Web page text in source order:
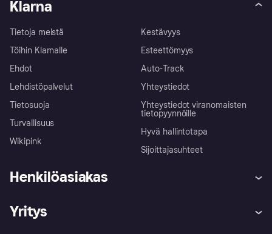
Klarna
Tietoja meistä
Töihin Klarnalle
Ehdot
Lehdistöpalvelut
Tietosuoja
Turvallisuus
Wikipink
Kestävyys
Esteettömyys
Auto-Track
Yhteystiedot
Yhteystiedot viranomaisten
tietopyynnöille
Hyvä hallintotapa
Sijoittajasuhteet
Henkilöasiakas
Kirjaudu sisään
Yritys